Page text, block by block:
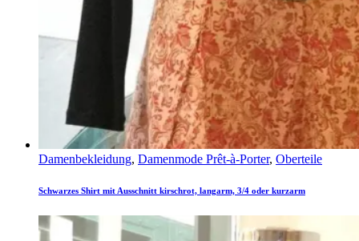
Damenbekleidung, Damenmode Prêt-à-Porter, Oberteile
Schwarzes Shirt mit Ausschnitt kirschrot, langarm, 3/4 oder kurzarm